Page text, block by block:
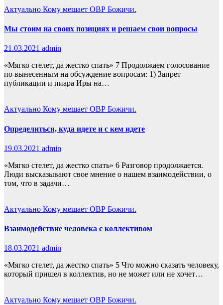
Актуально Кому мешает ОВР Божичи.
Мы стоим на своих позициях и решаем свои вопросы
21.03.2021 admin
«Мягко стелет, да жестко спать» 7 Продолжаем голосование
по вынесенным на обсуждение вопросам: 1) Запрет
публикации и пиара Иры на…
Актуально Кому мешает ОВР Божичи.
Определиться, куда идете и с кем идете
19.03.2021 admin
«Мягко стелет, да жестко спать» 6 Разговор продолжается.
Люди высказывают свое мнение о нашем взаимодействии, о
том, что в задачи…
Актуально Кому мешает ОВР Божичи.
Взаимодействие человека с коллективом
18.03.2021 admin
«Мягко стелет, да жестко спать» 5 Что можно сказать человеку,
который пришел в коллектив, но не может или не хочет…
Актуально Кому мешает ОВР Божичи.